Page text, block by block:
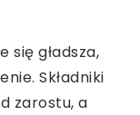
się gładsza,
Składniki
zarostu, a